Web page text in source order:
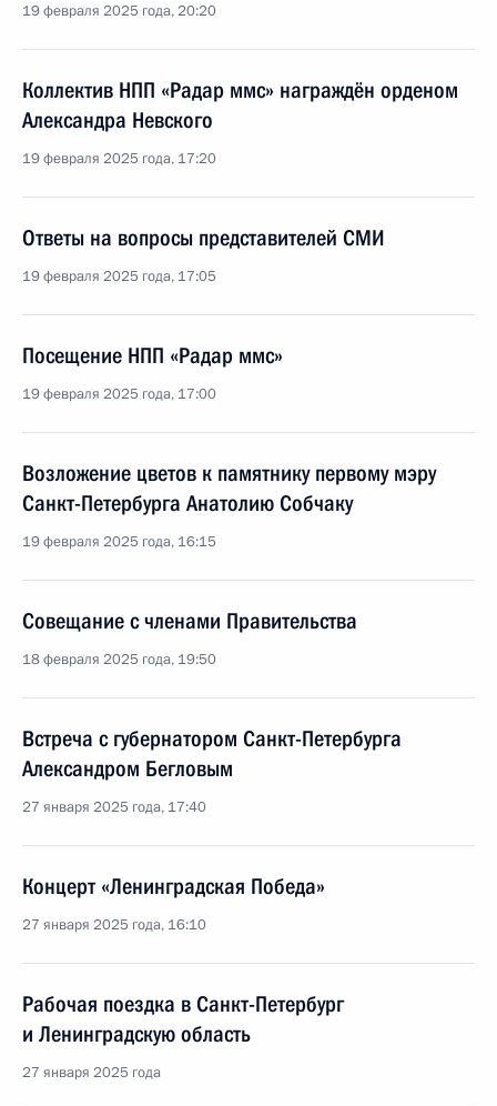
19 февраля 2025 года, 20:20
Коллектив НПП «Радар ммс» награждён орденом
Александра Невского
19 февраля 2025 года, 17:20
Ответы на вопросы представителей СМИ
19 февраля 2025 года, 17:05
Посещение НПП «Радар ммс»
19 февраля 2025 года, 17:00
Возложение цветов к памятнику первому мэру
Санкт-Петербурга Анатолию Собчаку
19 февраля 2025 года, 16:15
Совещание с членами Правительства
18 февраля 2025 года, 19:50
Встреча с губернатором Санкт-Петербурга
Александром Бегловым
27 января 2025 года, 17:40
Концерт «Ленинградская Победа»
27 января 2025 года, 16:10
Рабочая поездка в Санкт-Петербург
и Ленинградскую область
27 января 2025 года